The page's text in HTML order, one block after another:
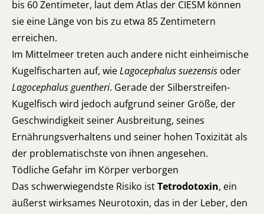
bis 60 Zentimeter, laut dem Atlas der CIESM können
sie eine Länge von bis zu etwa 85 Zentimetern
erreichen.
Im Mittelmeer treten auch andere nicht einheimische
Kugelfischarten auf, wieLagocephalus suezensis oder
Lagocephalus guentheri. Gerade der Silberstreifen-
Kugelfisch wird jedoch aufgrund seiner Größe, der
Geschwindigkeit seiner Ausbreitung, seines
Ernährungsverhaltens und seiner hohen Toxizität als
der problematischste von ihnen angesehen.
Tödliche Gefahr im Körper verborgen
Das schwerwiegendste Risiko istTetrodotoxin, ein
äußerst wirksames Neurotoxin, das in der Leber, den